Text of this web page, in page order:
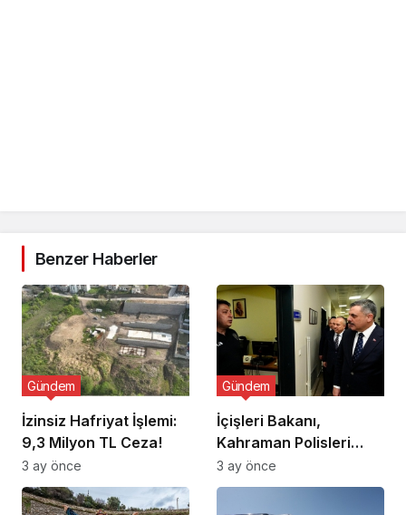
Benzer Haberler
İzinsiz Hafriyat İşlemi:
9,3 Milyon TL Ceza!
Gündem
3 ay önce
İçişleri Bakanı,
Kahraman Polisleri
Ziyaret Etti
Gündem
3 ay önce